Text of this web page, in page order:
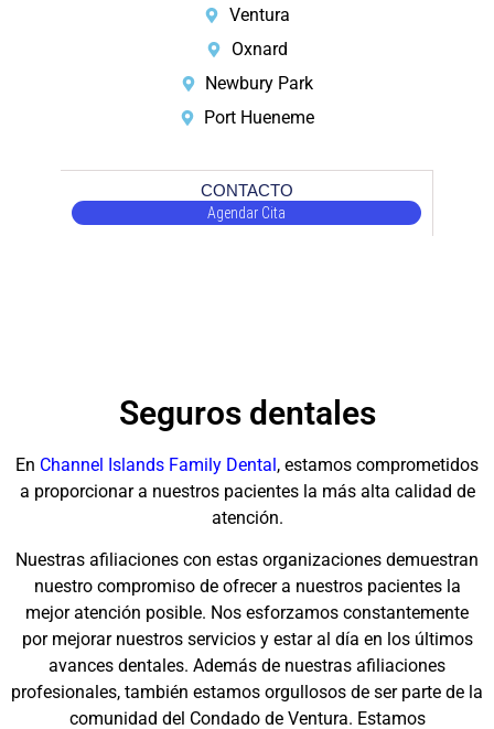
Ventura
Oxnard
Newbury Park
Port Hueneme
CONTACTO
Agendar Cita
Seguros dentales
En Channel Islands Family Dental, estamos comprometidos
a proporcionar a nuestros pacientes la más alta calidad de
atención.
Nuestras afiliaciones con estas organizaciones demuestran
nuestro compromiso de ofrecer a nuestros pacientes la
mejor atención posible. Nos esforzamos constantemente
por mejorar nuestros servicios y estar al día en los últimos
avances dentales. Además de nuestras afiliaciones
profesionales, también estamos orgullosos de ser parte de la
comunidad del Condado de Ventura. Estamos